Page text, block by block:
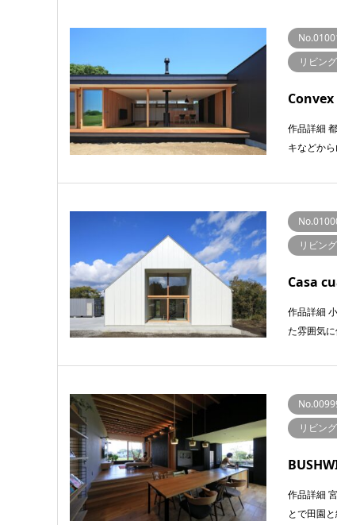
リビング
作品詳細
キなどか
リビング
Casa
作品詳細
た雰囲気
リビング
作品詳細
とで⽥園